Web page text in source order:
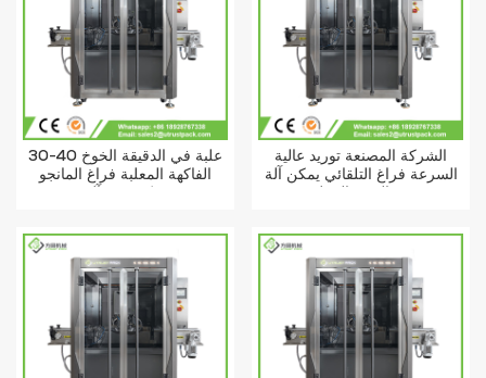
30-40 علبة في الدقيقة الخوخ
الفاكهة المعلبة فراغ المانجو
الشركة المصنعة توريد عالية
السرعة فراغ التلقائي يمكن آلة